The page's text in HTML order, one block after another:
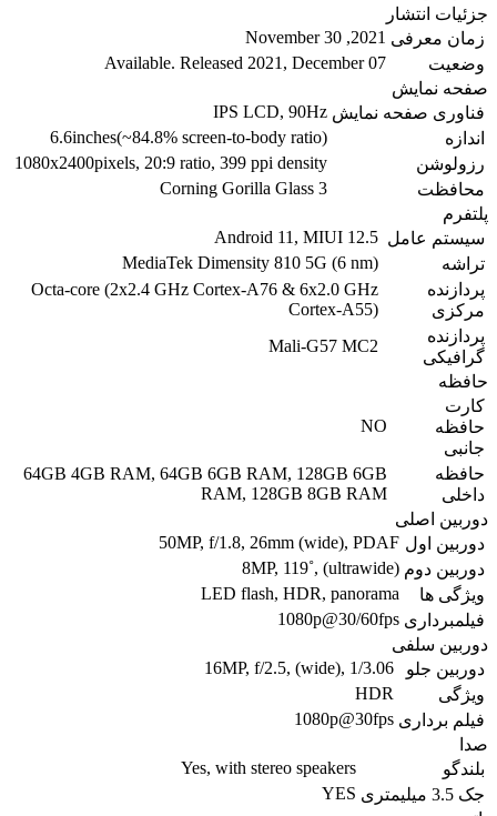
جزئیات انتشار
زمان معرفی 2021, November 30
وضعیت
Available. Released 2021, December 07
صفحه نمایش
فناوری صفحه نمایش IPS LCD, 90Hz
اندازه
6.6inches(~84.8% screen-to-body ratio)
رزولوشن
1080x2400pixels, 20:9 ratio, 399 ppi density
محافظت
Corning Gorilla Glass 3
پلتفرم
سیستم عامل Android 11, MIUI 12.5
تراشه
MediaTek Dimensity 810 5G (6 nm)
پردازنده
مرکزی
Octa-core (2x2.4 GHz Cortex-A76 & 6x2.0 GHz
Cortex-A55)
پردازنده
گرافیکی
Mali-G57 MC2
حافظه
کارت
حافظه
جانبی
NO
حافظه
داخلی
64GB 4GB RAM, 64GB 6GB RAM, 128GB 6GB
RAM, 128GB 8GB RAM
دوربین اصلی
دوربین اول 50MP, f/1.8, 26mm (wide), PDAF
دوربین دوم 8MP, 119˚, (ultrawide)
ویژگی ها
LED flash, HDR, panorama
فیلمبرداری 1080p@30/60fps
دوربین سلفی
دوربین جلو
16MP, f/2.5, (wide), 1/3.06
ویژگی
HDR
فیلم برداری 1080p@30fps
صدا
بلندگو
Yes, with stereo speakers
جک 3.5 میلیمتری
YES